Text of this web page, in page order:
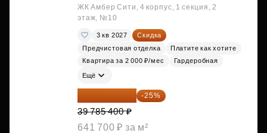
ЖК Амбер Сити, 4 корпус, 1 секция, 2
этаж, №10
3 кв 2027
Скидка
Предчистовая отделка
Платите как хотите
Квартира за 2 000 ₽/мес
Гардеробная
Ещё
29 839 050 ₽ -25%
39 785 400 ₽
641 700 ₽ за м²